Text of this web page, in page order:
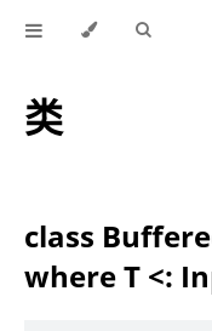
类
class
where T <: